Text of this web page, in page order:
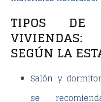
TIPOS DE
SEGÚN LA
Salón y
se